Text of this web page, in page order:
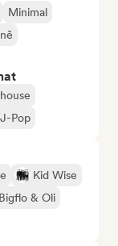
Minimal
Pop
Kid Wise
Bigflo & Oli